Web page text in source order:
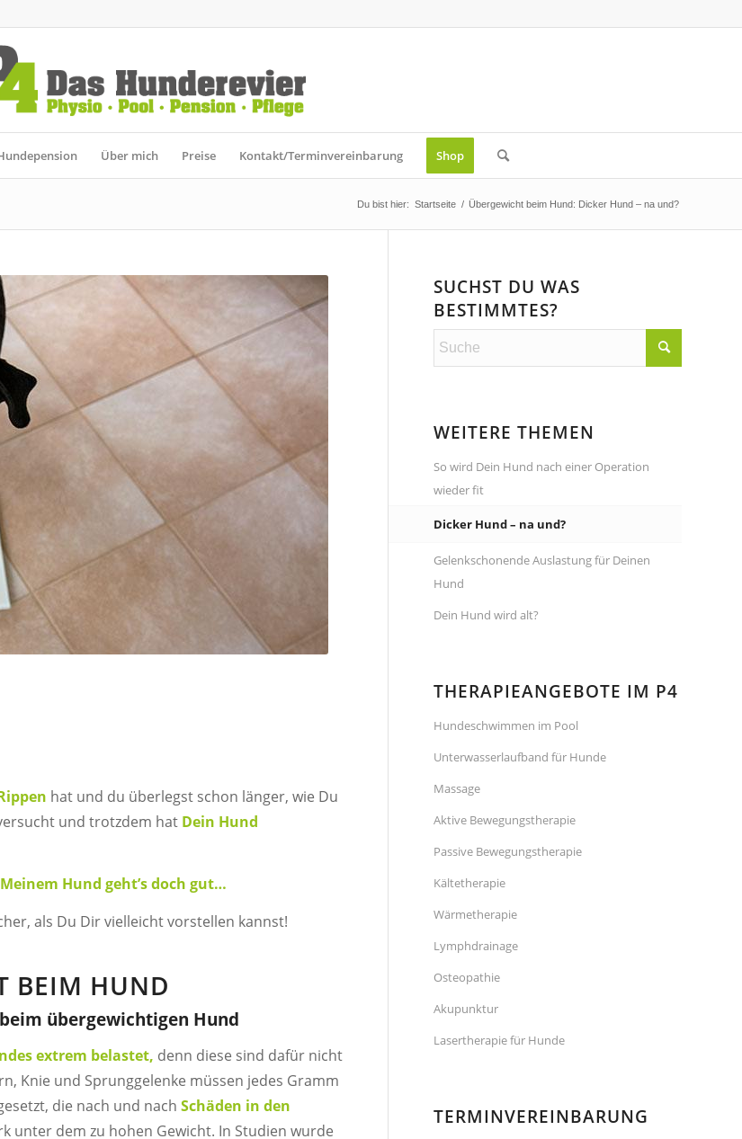
Über mich Preise Kontakt/Terminvereinbarung Shop
Du bist hier: Startseite / Übergewicht beim Hund: Dicker Hund – na und?
hat und du überlegst schon länger, wie Du
und trotzdem hat Dein Hund
Hund geht’s doch gut…
als Du Dir vielleicht vorstellen kannst!
BEIM HUND
übergewichtigen Hund
extrem belastet, denn diese sind dafür nicht
Knie und Sprunggelenke müssen jedes Gramm
die nach und nach Schäden in den
unter dem zu hohen Gewicht. In Studien wurde
SUCHST DU WAS
BESTIMMTES?
WEITERE THEMEN
So wird Dein Hund nach einer Operation
wieder fit
Dicker Hund – na und?
Gelenkschonende Auslastung für Deinen
Hund
Dein Hund wird alt?
THERAPIEANGEBOTE IM P4
Hundeschwimmen im Pool
Unterwasserlaufband für Hunde
Massage
Aktive Bewegungstherapie
Passive Bewegungstherapie
Kältetherapie
Wärmetherapie
Lymphdrainage
Osteopathie
Akupunktur
Lasertherapie für Hunde
TERMINVEREINBARUNG